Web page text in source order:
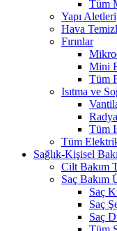
Tüm
Yapı Aletleri
Hava
Fırınlar
Mini
Tüm
Isıtma ve
Tüm
Tüm
Sağlık-Kişisel
Cilt Bakım
Saç Bakım
Saç
Saç
Saç